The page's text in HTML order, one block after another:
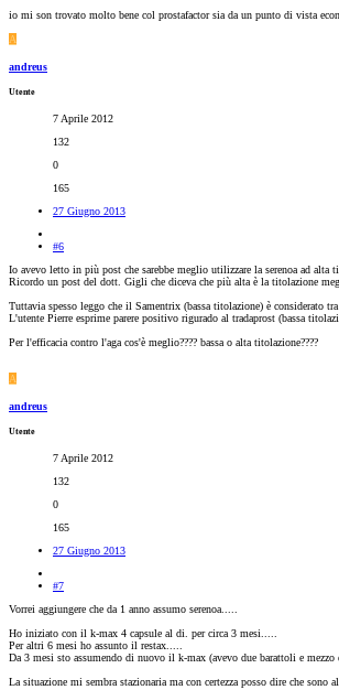
io mi son trovato molto bene col prostafactor sia da un punto di vista
A
andreus
Utente
7 Aprile 2012
132
0
165
27 Giugno 2013
#6
Io avevo letto in più post che sarebbe meglio utilizzare la serenoa ad alta
Ricordo un post del dott. Gigli che diceva che più alta è la titolazione
Tuttavia spesso leggo che il Samentrix (bassa titolazione) è considerato
L'utente Pierre esprime parere positivo rigurado al tradaprost (bassa
Per l'efficacia contro l'aga cos'è meglio???? bassa o alta titolazione????
A
andreus
Utente
7 Aprile 2012
132
0
165
27 Giugno 2013
#7
Vorrei aggiungere che da 1 anno assumo serenoa.....
Ho iniziato con il k-max 4 capsule al di. per circa 3 mesi.....
Per altri 6 mesi ho assunto il restax.....
Da 3 mesi sto assumendo di nuovo il k-max (avevo due barattoli e mezzo
La situazione mi sembra stazionaria ma con certezza posso dire che